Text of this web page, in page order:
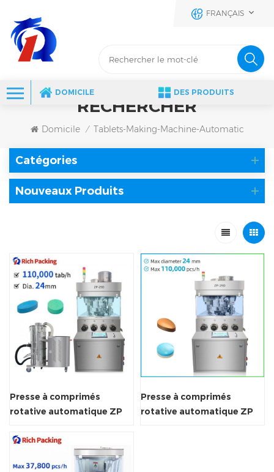
FRANÇAIS
DOMICILE DES PRODUITS
RECHERCHER
Domicile / Tablets-Making-Machine-Automatic
Catégories
Nouveaux Produits
Presse à comprimés
rotative automatique ZP
Presse à comprimés
rotative automatique ZP